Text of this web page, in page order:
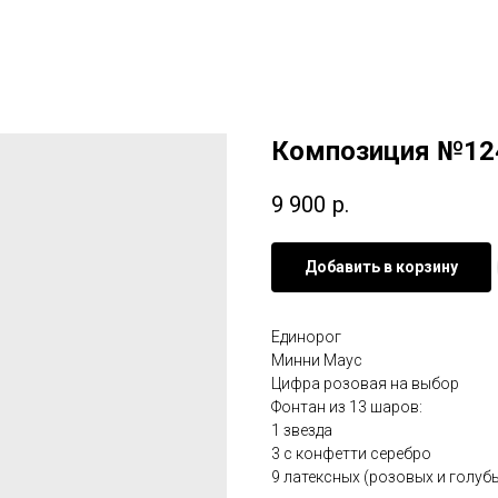
Композиция
9 900 р.
Добавить в корзину
Единорог
Минни Маус
Цифра розовая на выбор
Фонтан из 13 шаров:
1 звезда
3 с конфетти серебро
9 латексных (розовых и